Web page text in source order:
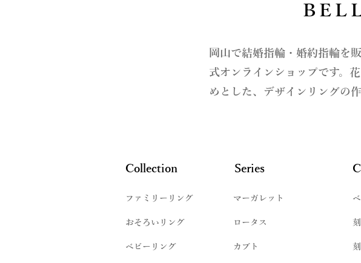
岡山で結婚指輪・婚約指輪
式オンラインショップです。
めとした、デザインリングの
Collection
ファミリーリング
​おそろいリング
ベビーリング
Series
マーガレット
ロータス
カブト